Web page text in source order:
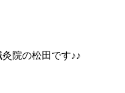
院の松田です♪♪